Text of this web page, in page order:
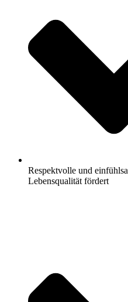
Respektvolle und
Lebensqualität fördert